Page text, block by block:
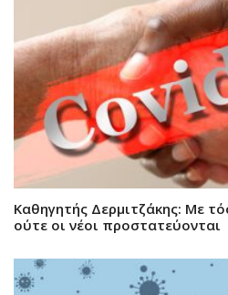
Καθηγητής Δερμιτζάκης: Mε
ούτε οι νέοι προστατεύονται